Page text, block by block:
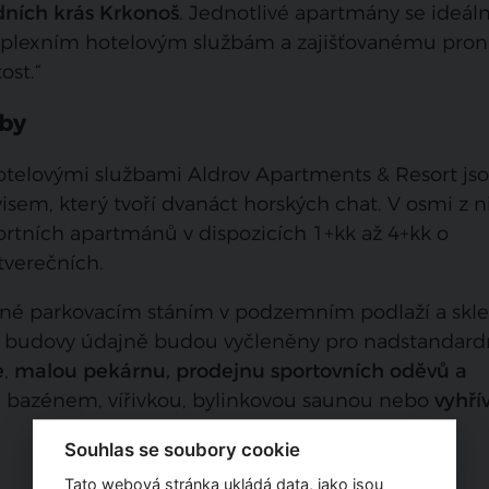
krás Krkonoš. Jednotlivé apartmány se
hotelovým službám a zajišťovanému
službami Aldrov Apartments & Resort
který tvoří dvanáct horských chat. V osmi z
apartmánů v dispozicích 1+kk až 4+kk o
parkovacím stáním v podzemním podlaží a
údajně budou vyčleněny pro
, malou pekárnu, prodejnu sportovních oděvů a
bazénem, vířivkou, bylinkovou saunou nebo
Souhlas se soubory cookie
Tato webová stránka ukládá data, jako jsou